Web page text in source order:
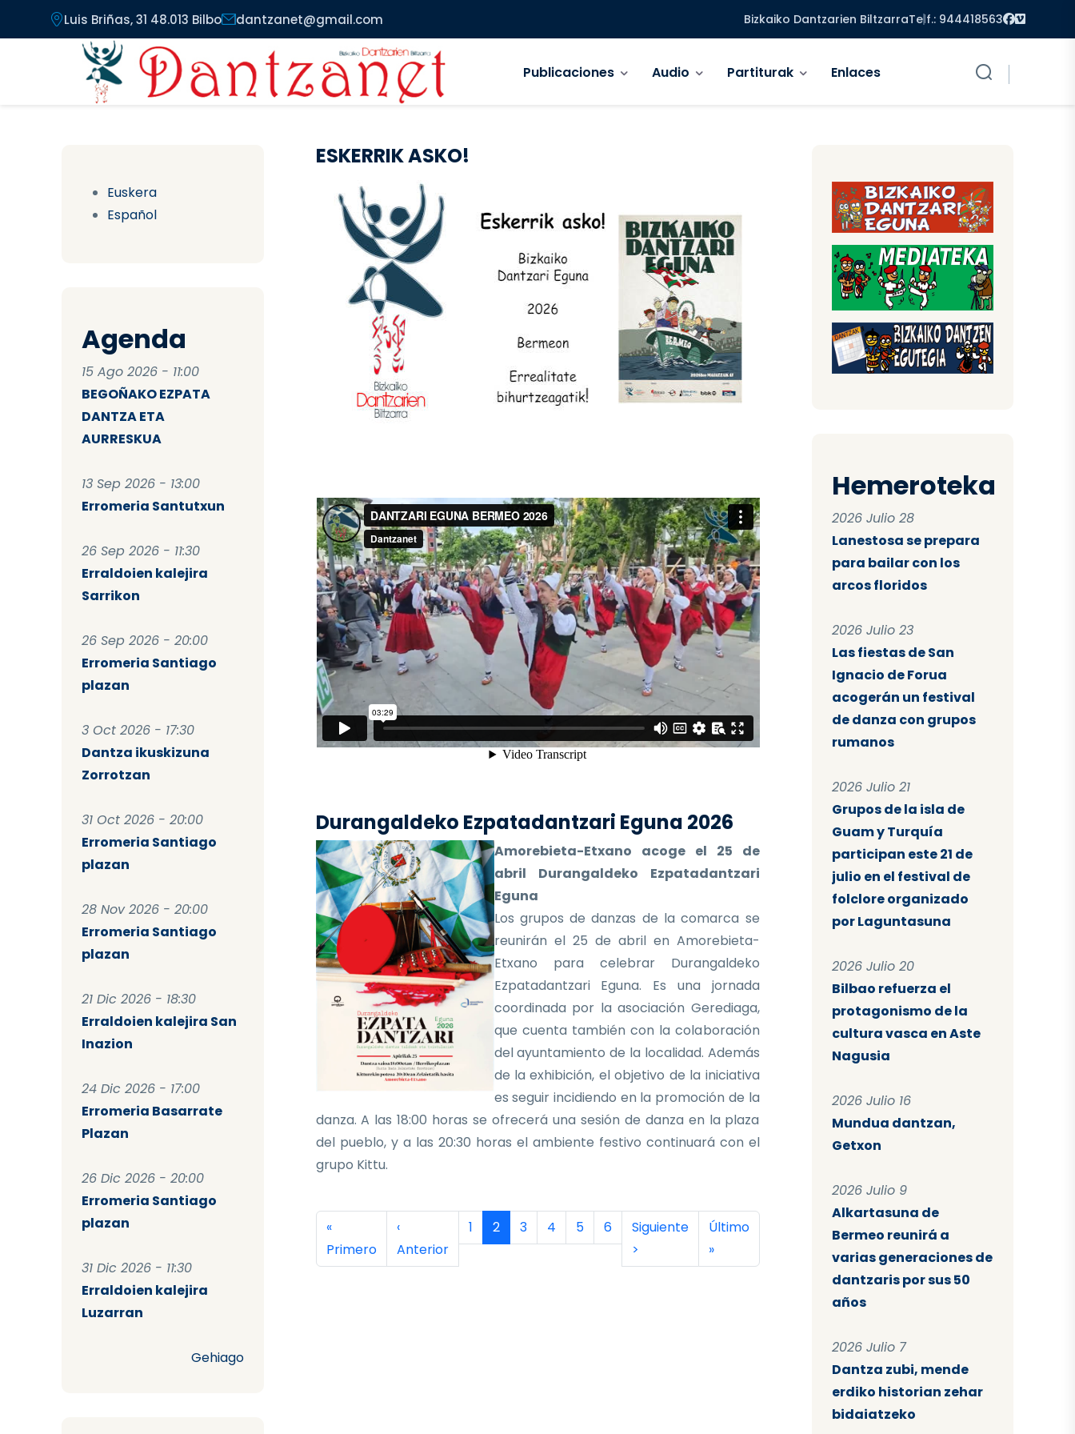
Pasar al contenido principal
Luis Briñas, 31 48.013 Bilbo dantzanet@gmail.com Bizkaiko Dantzarien BiltzarraTelf.: 944418563 Facebook
Vimeo
Publicaciones Audio Partiturak Enlaces
Euskera
Español
Agenda
15 Ago 2026 - 11:00
BEGOÑAKO EZPATA
DANTZA ETA
AURRESKUA
13 Sep 2026 - 13:00
Erromeria Santutxun
26 Sep 2026 - 11:30
Erraldoien kalejira
Sarrikon
26 Sep 2026 - 20:00
Erromeria Santiago
plazan
3 Oct 2026 - 17:30
Dantza ikuskizuna
Zorrotzan
31 Oct 2026 - 20:00
Erromeria Santiago
plazan
28 Nov 2026 - 20:00
Erromeria Santiago
plazan
21 Dic 2026 - 18:30
Erraldoien kalejira San
Inazion
24 Dic 2026 - 17:00
Erromeria Basarrate
Plazan
26 Dic 2026 - 20:00
Erromeria Santiago
plazan
31 Dic 2026 - 11:30
Erraldoien kalejira
Luzarran
Gehiago
ESKERRIK ASKO!
Durangaldeko Ezpatadantzari Eguna 2026
Amorebieta-Etxano acoge el 25 de
abril Durangaldeko Ezpatadantzari
Eguna
Los grupos de danzas de la comarca se
reunirán el 25 de abril en Amorebieta-
Etxano para celebrar Durangaldeko
Ezpatadantzari Eguna. Es una jornada
coordinada por la asociación Gerediaga,
que cuenta también con la colaboración
del ayuntamiento de la localidad. Además
de la exhibición, el objetivo de la iniciativa
es seguir incidiendo en la promoción de la
danza. A las 18:00 horas se ofrecerá una sesión de danza en la plaza
del pueblo, y a las 20:30 horas el ambiente festivo continuará con el
grupo Kittu.
Paginación
Primera página
«
Primero
Página anterior
‹
Anterior
Página
1 Página actual
2 Página
3 Página
4 Página
5 Página
6 Siguiente página
Siguiente
>
Última página
Último
»
Hemeroteka
2026 Julio 28
Lanestosa se prepara
para bailar con los
arcos floridos
2026 Julio 23
Las fiestas de San
Ignacio de Forua
acogerán un festival
de danza con grupos
rumanos
2026 Julio 21
Grupos de la isla de
Guam y Turquía
participan este 21 de
julio en el festival de
folclore organizado
por Laguntasuna
2026 Julio 20
Bilbao refuerza el
protagonismo de la
cultura vasca en Aste
Nagusia
2026 Julio 16
Mundua dantzan,
Getxon
2026 Julio 9
Alkartasuna de
Bermeo reunirá a
varias generaciones de
dantzaris por sus 50
años
2026 Julio 7
Dantza zubi, mende
erdiko historian zehar
bidaiatzeko